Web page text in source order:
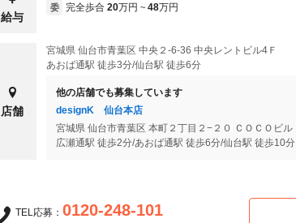
給与
委 完全歩合 20万円 ~ 48万円
店舗
宮城県 仙台市青葉区 中央２-6-36 中央レントビル4Ｆ
あおば通駅 徒歩3分/仙台駅 徒歩6分
他の店舗でも募集しています
designK 仙台本店
宮城県 仙台市青葉区 本町２丁目２−２０ ＣＯＣＯビル
広瀬通駅 徒歩2分/あおば通駅 徒歩6分/仙台駅 徒歩10分
TEL応募： 0120-248-101